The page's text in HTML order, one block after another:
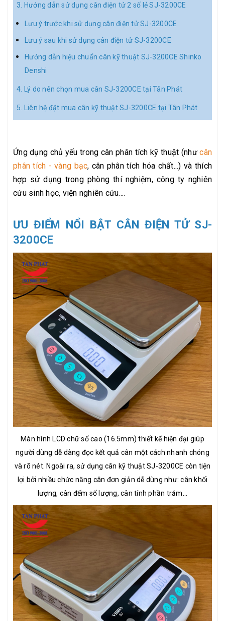
3. Hướng dẫn sử dụng cân điện tử 2 số lẻ SJ-3200CE
Lưu ý trước khi sử dụng cân điện tử SJ-3200CE
Lưu ý sau khi sử dụng cân điện tử SJ-3200CE
Hướng dẫn hiệu chuẩn cân kỹ thuật SJ-3200CE Shinko
Denshi
4. Lý do nên chọn mua cân SJ-3200CE tại Tân Phát
5. Liên hệ đặt mua cân kỹ thuật SJ-3200CE tại Tân Phát
Ứng dụng chủ yếu trong cân phân tích kỹ thuật (nhưcân
phân tích - vàng bạc, cân phân tích hóa chất...) và thích
hợp sử dụng trong phòng thí nghiệm, công ty nghiên
cứu sinh học, viện nghiên cứu....
ƯU ĐIỂM NỔI BẬT CÂN ĐIỆN TỬ SJ-
3200CE
Màn hình LCD chữ số cao (16.5mm) thiết kế hiện đại giúp
người dùng dễ dàng đọc kết quả cân một cách nhanh chóng
và rõ nét. Ngoài ra, sử dụng cân kỹ thuật SJ-3200CE còn tiện
lợi bởi nhiều chức năng cân đơn giản dễ dùng như: cân khối
lượng, cân đếm số lượng, cân tính phần trăm...